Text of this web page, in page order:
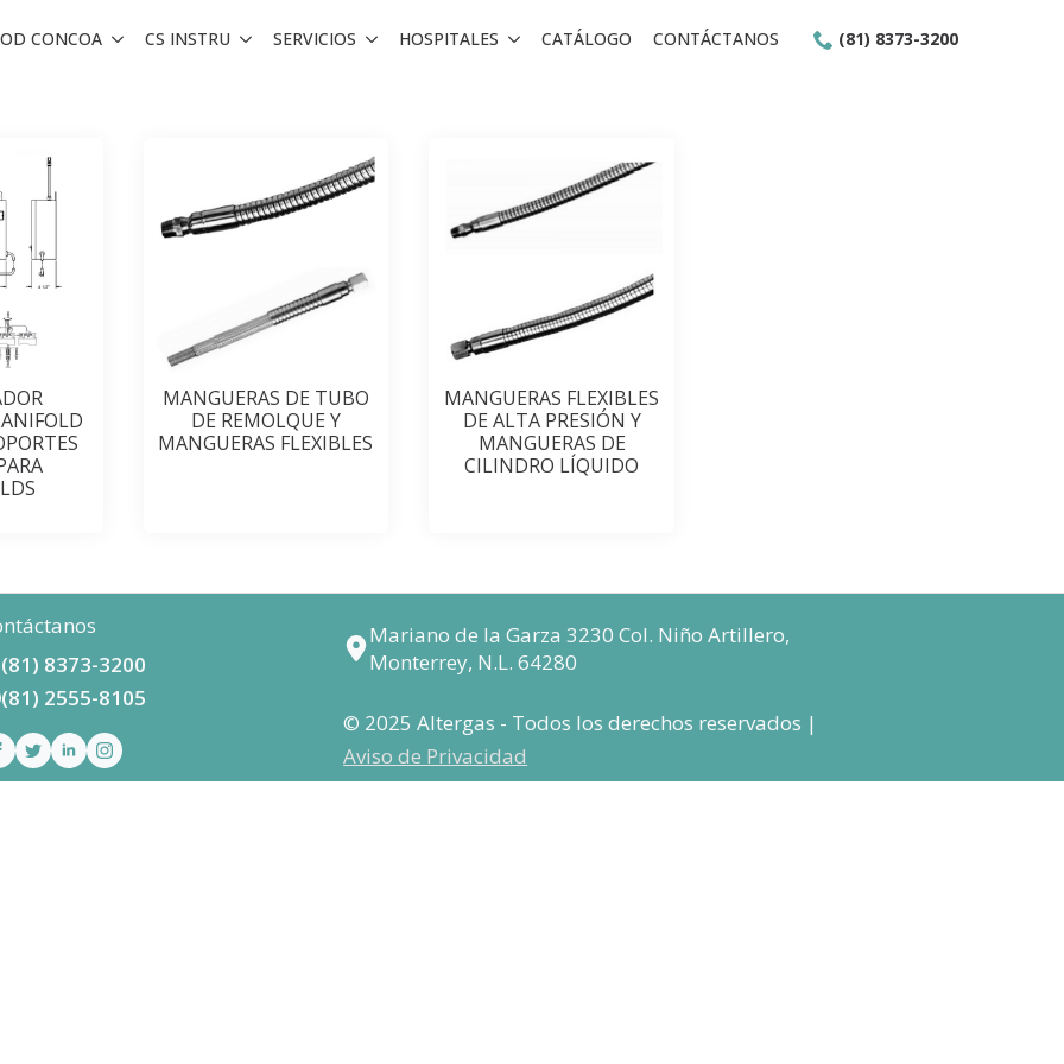
CONCOA CS INSTRU SERVICIOS HOSPITALES CATÁLOGO CONTÁCTANOS (81) 8373-3200
MANGUERAS DE TUBO
DE REMOLQUE Y
MANGUERAS FLEXIBLES
MANGUERAS FLEXIBLES
DE ALTA PRESIÓN Y
MANGUERAS DE
CILINDRO LÍQUIDO
(81) 8373-3200
(81) 2555-8105
Mariano de la Garza 3230 Col. Niño Artillero,
Monterrey, N.L. 64280
© 2025 Altergas - Todos los derechos reservados |
Aviso de Privacidad